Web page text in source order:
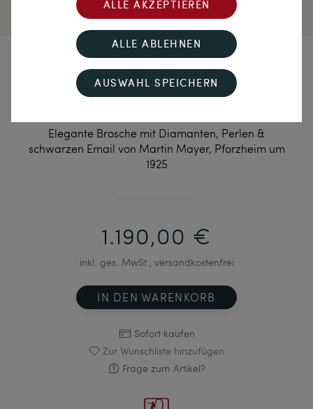
Auf die leichte Schulter
genommen
Elegante Brosche mit Diamanten, Perlen &
schwarzen Email von Martin Mayer, Pforzheim um
1925
1.190,00 €
inkl. ges. MwSt., versandkostenfrei
IN DEN WARENKORB
Sofort kaufen
Zur Wunschliste hinzufügen
Frage zum Artikel?
ALLE AKZEPTIEREN
ALLE ABLEHNEN
AUSWAHL SPEICHERN